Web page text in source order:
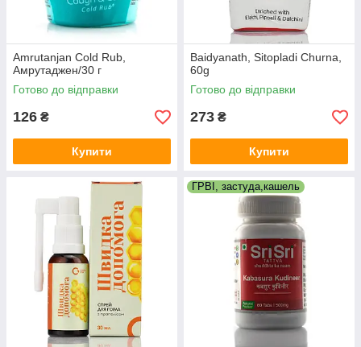
Amrutanjan Cold Rub,
Амрутаджен/30 г
Готово до відправки
126 ₴
Купити
Baidyanath, Sitopladi Churna,
60g
Готово до відправки
273 ₴
Купити
ГРВІ, застуда,кашель